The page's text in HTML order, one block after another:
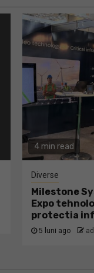
4 min read
Diverse
Milestone
Expo
protectia
5 luni ago